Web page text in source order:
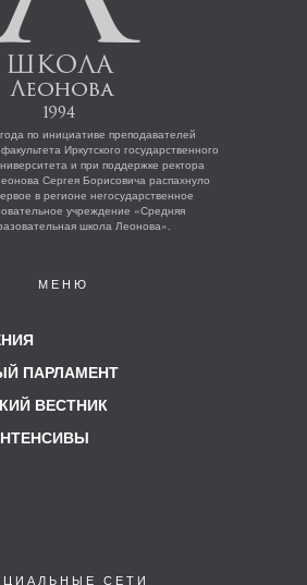
по инициативе преподавателей
Иркутского государственного
и при поддержке ректора
Сергея Борисовича распахнуло
в регионе негосударственное
учреждение «Средняя
школа Леонова».
МЕНЮ
ПАРЛАМЕНТ
ВЕСТНИК
СЕТИ